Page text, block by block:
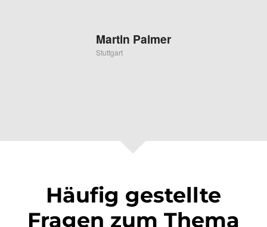
Martin Palmer
Stuttgart
Häufig gestellte
Fragen zum Thema